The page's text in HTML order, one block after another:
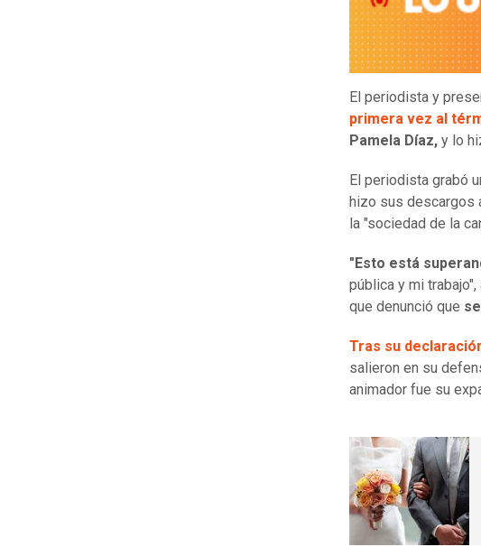
El periodista y
primera vez al
Pamela Díaz, y lo
El periodista grabó
hizo sus descargos
la "sociedad de la
"Esto está
pública y mi
que denunció que
Tras su
salieron en su
animador fue su